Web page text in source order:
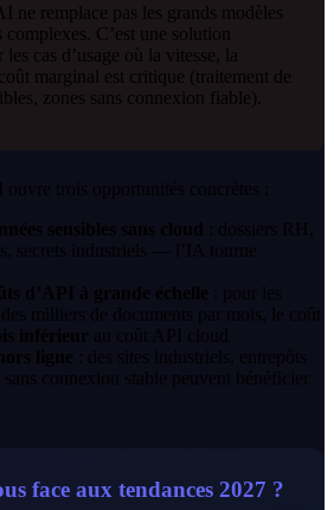
ne remplace pas les grands modèles
C’est une solution
cas d’usage où la vitesse, la
marginal est critique (traitement de
zones sans connexion fiable).
trois opportunités concrètes :
sensibles sans cloud
: dossiers RH,
secrets industriels — l’IA tourne
d’API à grande échelle : pour les
milliers de documents par mois, le coût
inférieur au coût API cloud
ligne : des sites industriels, entrepôts
connexion stable peuvent bénéficier
face aux tendances 2027 ?